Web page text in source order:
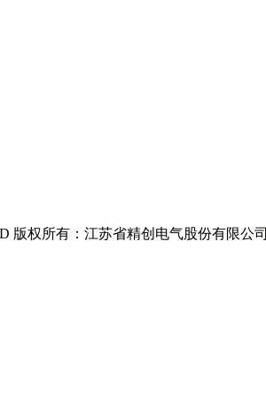
版权所有：江苏省精创电气股份有限公司